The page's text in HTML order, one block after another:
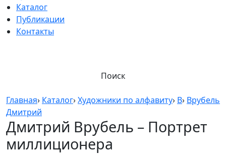
Каталог
Публикации
Контакты
Поиск
Главная› Каталог›Художники по алфавиту› В› Врубель
Дмитрий
Дмитрий Врубель – Портрет
миллиционера